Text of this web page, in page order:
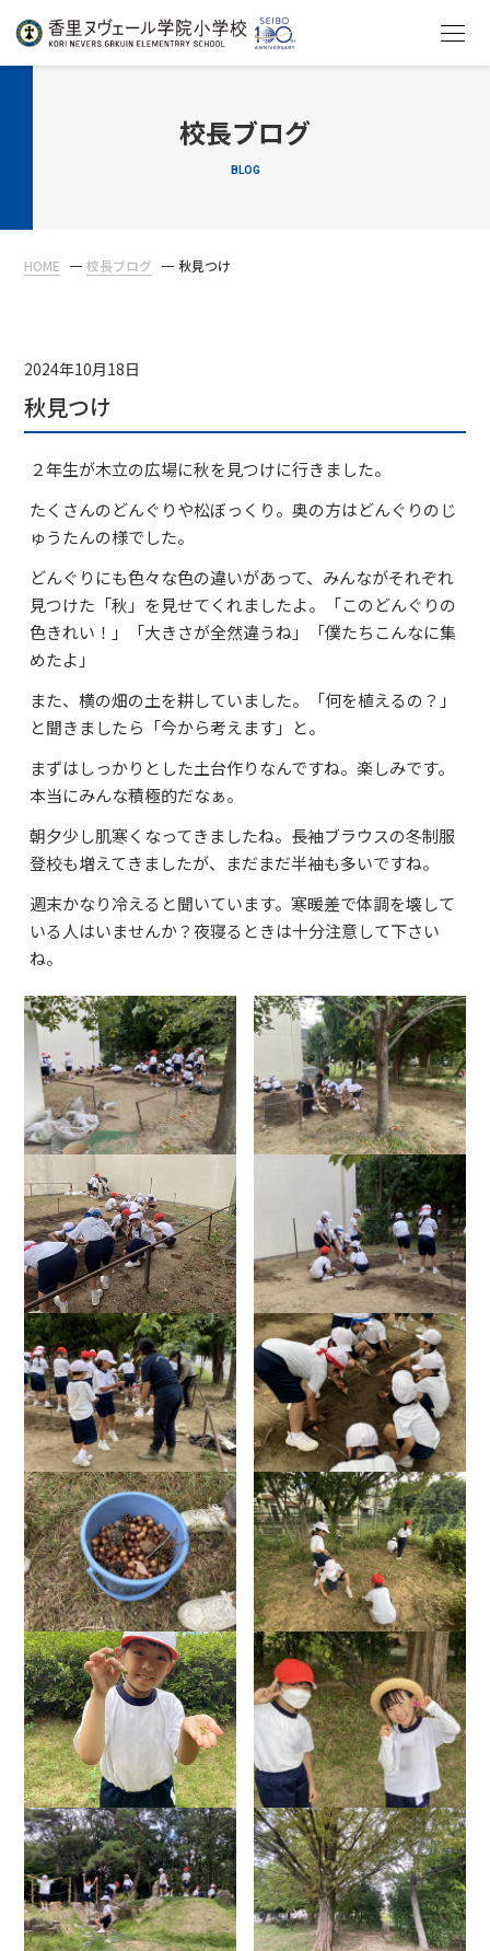
アクセス
よくあるご質問
資料請求・お問合せ
在校生・保護者の方へ
校長ブログ
BLOG
HOME 校長ブログ 秋見つけ
2024年10月18日
秋見つけ
２年生が木立の広場に秋を見つけに行きました。
たくさんのどんぐりや松ぼっくり。奥の方はどんぐりのじ
ゅうたんの様でした。
どんぐりにも色々な色の違いがあって、みんながそれぞれ
見つけた「秋」を見せてくれましたよ。「このどんぐりの
色きれい！」「大きさが全然違うね」「僕たちこんなに集
めたよ」
また、横の畑の土を耕していました。「何を植えるの？」
と聞きましたら「今から考えます」と。
まずはしっかりとした土台作りなんですね。楽しみです。
本当にみんな積極的だなぁ。
朝夕少し肌寒くなってきましたね。長袖ブラウスの冬制服
登校も増えてきましたが、まだまだ半袖も多いですね。
週末かなり冷えると聞いています。寒暖差で体調を壊して
いる人はいませんか？夜寝るときは十分注意して下さい
ね。